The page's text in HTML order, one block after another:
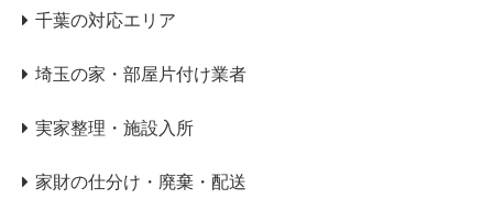
千葉の対応エリア
埼玉の家・部屋片付け業者
実家整理・施設入所
家財の仕分け・廃棄・配送